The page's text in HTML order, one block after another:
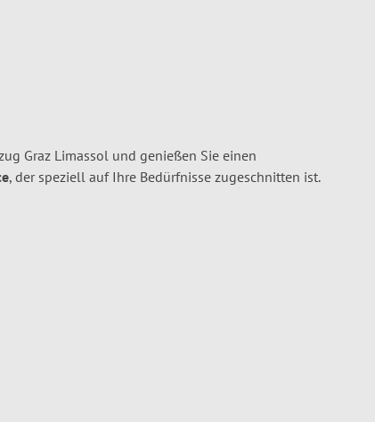
Graz Limassol und genießen Sie einen
, der speziell auf Ihre Bedürfnisse zugeschnitten ist.